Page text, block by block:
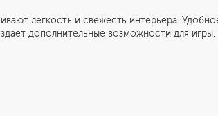
и свежесть интерьера. Удобное
дополнительные возможности для игры.